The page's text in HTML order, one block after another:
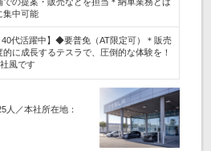
集中可能
40代活躍中】◆要普免（AT限定可）＊販売
に成長するテスラで、圧倒的な体験を！
風です
人／本社所在地：